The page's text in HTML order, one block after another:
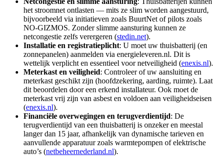
het stroomnet ontlasten — mits ze slim worden aangestuurd,
bijvoorbeeld via initiatieven zoals BuurtNet of pilots zoals
NO‑GIZMOS. Zonder slimme aansturing kunnen ze
netcongestie zelfs verergeren (stedin.net).
Installatie en registratieplicht: U moet uw thuisbatterij (en
zonnepanelen) aanmelden via energieleveren.nl. Dit is
wettelijk verplicht en essentieel voor netveiligheid (enexis.nl).
Meterkast en veiligheid: Controleer of uw aansluiting en
meterkast geschikt zijn (hoofdzekering, aarding, ruimte). Laat
dit beoordelen door een erkend installateur. Ook moet de
meterkast vrij zijn van asbest en voldoen aan veiligheidseisen
(enexis.nl).
Financiële overwegingen en terugverdientijd: De
terugverdientijd van een thuisbatterij is onzeker en meestal
langer dan 15 jaar, afhankelijk van dynamische tarieven en
aanvullende apparatuur zoals warmtepompen of elektrische
auto’s (netbeheernederland.nl).